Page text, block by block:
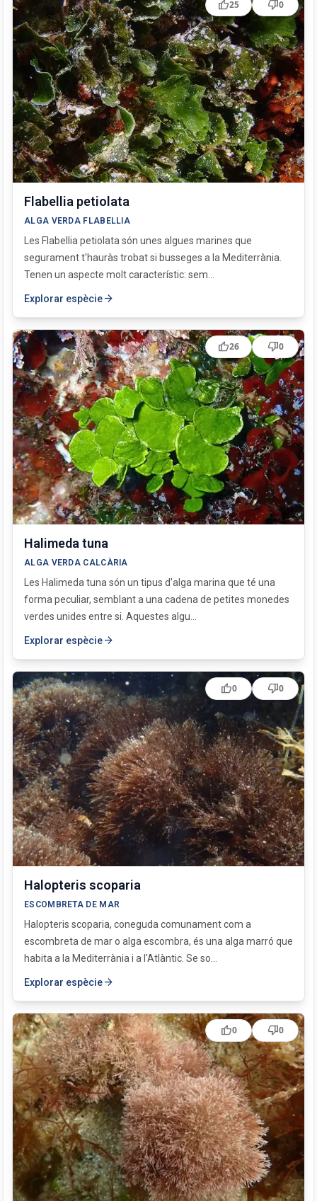
Flabellia petiolata
ALGA VERDA FLABELLIA
Les Flabellia petiolata són unes algues marines que
segurament t'hauràs trobat si busseges a la Mediterrània.
Tenen un aspecte molt característic: sem...
Explorar espèciearrow_forward
thumb_up25 thumb_down0
Halimeda tuna
ALGA VERDA CALCÀRIA
Les Halimeda tuna són un tipus d'alga marina que té una
forma peculiar, semblant a una cadena de petites monedes
verdes unides entre si. Aquestes algu...
Explorar espèciearrow_forward
thumb_up26 thumb_down0
Halopteris scoparia
ESCOMBRETA DE MAR
Halopteris scoparia, coneguda comunament com a
escombreta de mar o alga escombra, és una alga marró que
habita a la Mediterrània i a l'Atlàntic. Se so...
Explorar espèciearrow_forward
thumb_up0 thumb_down0
thumb_up0 thumb_down0